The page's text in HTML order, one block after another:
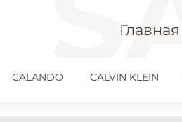
Главная
CALANDO CALVIN KLEIN